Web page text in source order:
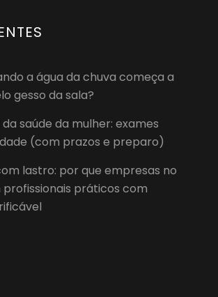
a água da chuva começa a
gesso da sala?
saúde da mulher: exames
(com prazos e preparo)
lastro: por que empresas no
profissionais práticos com